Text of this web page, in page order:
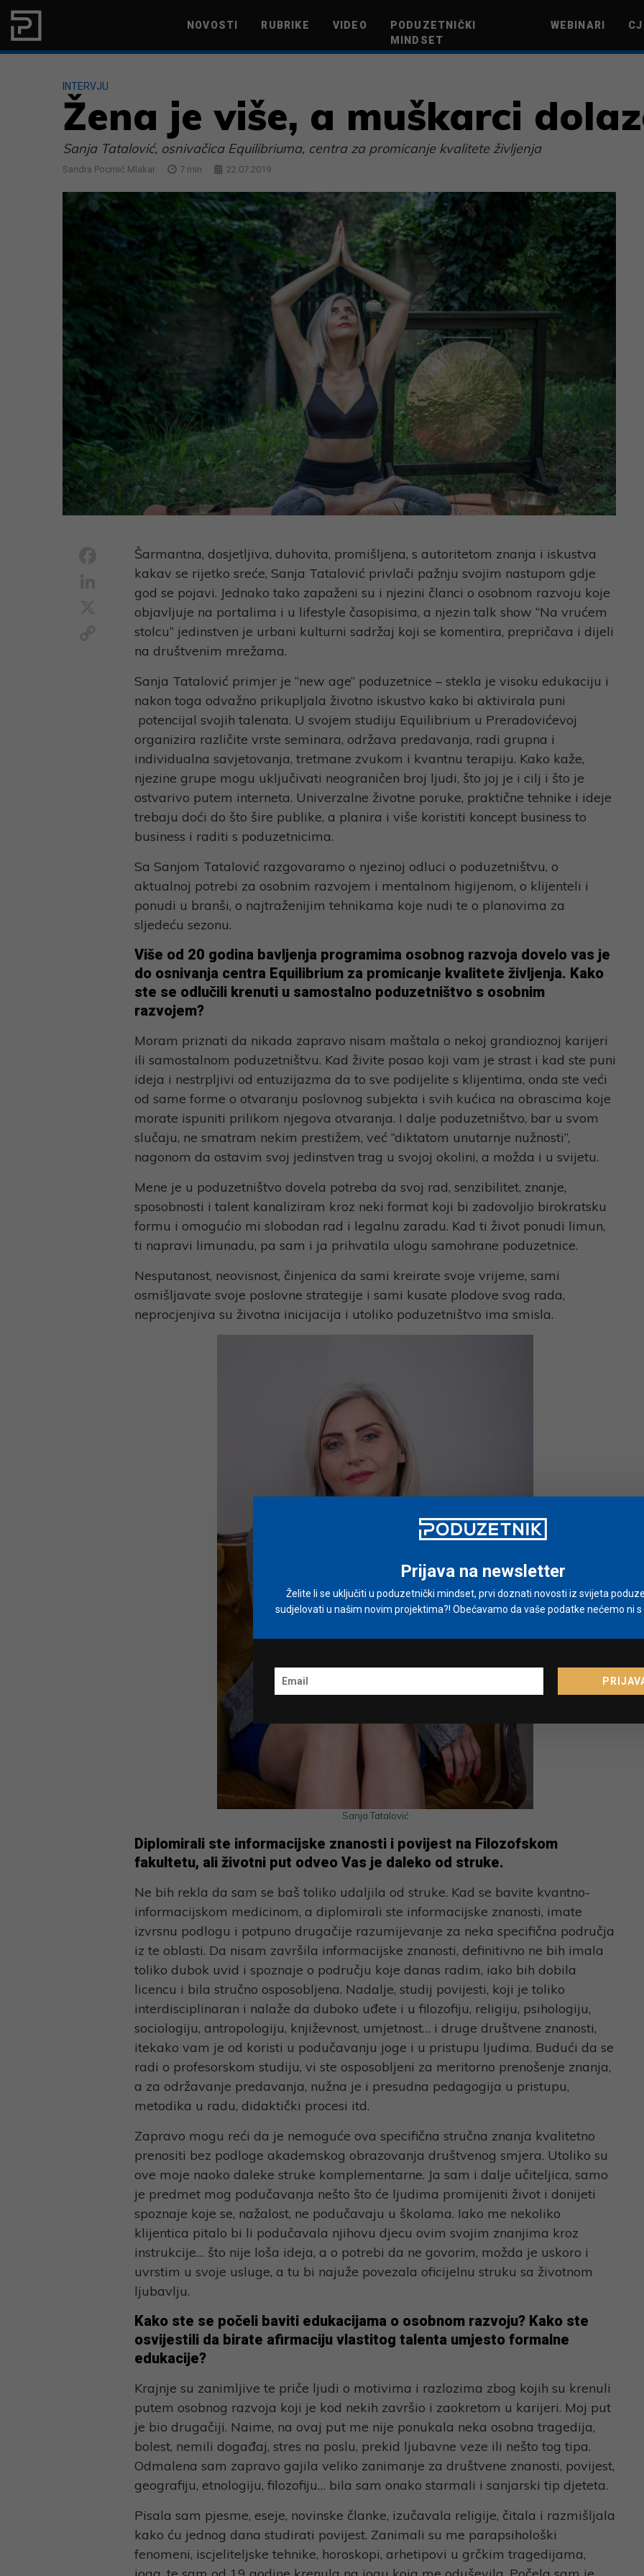
Skip to content NOVOSTI RUBRIKE VIDEO
PODUZETNIČKI
MINDSET
WEBINARI
INTERVJU
Žena je više, a muškarci
Sanja Tatalović, osnivačica Equilibriuma, centra za promicanje kvalitete življenja
Sandra Pocrnić Mlakar 7 min 22.07.2019.
Facebook
LinkedIn
Copy
Link
Šarmantna, dosjetljiva, duhovita, promišljena, s autoritetom znanja i iskustva
kakav se rijetko sreće, Sanja Tatalović privlači pažnju svojim nastupom gdje
god se pojavi. Jednako tako zapaženi su i njezini članci o osobnom razvoju koje
objavljuje na portalima i u lifestyle časopisima, a njezin talk show “Na vrućem
stolcu” jedinstven je urbani kulturni sadržaj koji se komentira, prepričava i dijeli
na društvenim mrežama.
Sanja Tatalović primjer je “new age” poduzetnice – stekla je visoku edukaciju i
nakon toga odvažno prikupljala životno iskustvo kako bi aktivirala puni
potencijal svojih talenata. U svojem studiju Equilibrium u Preradovićevoj
organizira različite vrste seminara, održava predavanja, radi grupna i
individualna savjetovanja, tretmane zvukom i kvantnu terapiju. Kako kaže,
njezine grupe mogu uključivati neograničen broj ljudi, što joj je i cilj i što je
ostvarivo putem interneta. Univerzalne životne poruke, praktične tehnike i ideje
trebaju doći do što šire publike, a planira i više koristiti koncept business to
business i raditi s poduzetnicima.
Sa Sanjom Tatalović razgovaramo o njezinoj odluci o poduzetništvu, o
aktualnoj potrebi za osobnim razvojem i mentalnom higijenom, o klijenteli i
ponudi u branši, o najtraženijim tehnikama koje nudi te o planovima za
sljedeću sezonu.
Više od 20 godina bavljenja programima osobnog razvoja dovelo vas je
do osnivanja centra Equilibrium za promicanje kvalitete življenja. Kako
ste se odlučili krenuti u samostalno poduzetništvo s osobnim
razvojem?
Moram priznati da nikada zapravo nisam maštala o nekoj grandioznoj karijeri
ili samostalnom poduzetništvu. Kad živite posao koji vam je strast i kad ste puni
ideja i nestrpljivi od entuzijazma da to sve podijelite s klijentima, onda ste veći
od same forme o otvaranju poslovnog subjekta i svih kućica na obrascima koje
morate ispuniti prilikom njegova otvaranja. I dalje poduzetništvo, bar u svom
slučaju, ne smatram nekim prestižem, već “diktatom unutarnje nužnosti”,
nagonom da ostavim svoj jedinstven trag u svojoj okolini, a možda i u svijetu.
Mene je u poduzetništvo dovela potreba da svoj rad, senzibilitet, znanje,
sposobnosti i talent kanaliziram kroz neki format koji bi zadovoljio birokratsku
formu i omogućio mi slobodan rad i legalnu zaradu. Kad ti život ponudi limun,
ti napravi limunadu, pa sam i ja prihvatila ulogu samohrane poduzetnice.
Nesputanost, neovisnost, činjenica da sami kreirate svoje vrijeme, sami
osmišljavate svoje poslovne strategije i sami kusate plodove svog rada,
neprocjenjiva su životna inicijacija i utoliko poduzetništvo ima smisla.
Sanja Tatalović
Diplomirali ste informacijske znanosti i povijest na Filozofskom
fakultetu, ali životni put odveo Vas je daleko od struke.
Ne bih rekla da sam se baš toliko udaljila od struke. Kad se bavite kvantno-
informacijskom medicinom, a diplomirali ste informacijske znanosti, imate
izvrsnu podlogu i potpuno drugačije razumijevanje za neka specifična područja
iz te oblasti. Da nisam završila informacijske znanosti, definitivno ne bih imala
toliko dubok uvid i spoznaje o području koje danas radim, iako bih dobila
licencu i bila stručno osposobljena. Nadalje, studij povijesti, koji je toliko
interdisciplinaran i nalaže da duboko uđete i u filozofiju, religiju, psihologiju,
sociologiju, antropologiju, književnost, umjetnost… i druge društvene znanosti,
itekako vam je od koristi u podučavanju joge i u pristupu ljudima. Budući da se
radi o profesorskom studiju, vi ste osposobljeni za meritorno prenošenje znanja,
a za održavanje predavanja, nužna je i presudna pedagogija u pristupu,
metodika u radu, didaktički procesi itd.
Zapravo mogu reći da je nemoguće ova specifična stručna znanja kvalitetno
prenositi bez podloge akademskog obrazovanja društvenog smjera. Utoliko su
ove moje naoko daleke struke komplementarne. Ja sam i dalje učiteljica, samo
je predmet mog podučavanja nešto što će ljudima promijeniti život i donijeti
spoznaje koje se, nažalost, ne podučavaju u školama. Iako me nekoliko
klijentica pitalo bi li podučavala njihovu djecu ovim svojim znanjima kroz
instrukcije… što nije loša ideja, a o potrebi da ne govorim, možda je uskoro i
uvrstim u svoje usluge, a tu bi najuže povezala oficijelnu struku sa životnom
ljubavlju.
Kako ste se počeli baviti edukacijama o osobnom razvoju? Kako ste
osvijestili da birate afirmaciju vlastitog talenta umjesto formalne
edukacije?
Krajnje su zanimljive te priče ljudi o motivima i razlozima zbog kojih su krenuli
putem osobnog razvoja koji je kod nekih završio i zaokretom u karijeri. Moj put
je bio drugačiji. Naime, na ovaj put me nije ponukala neka osobna tragedija,
bolest, nemili događaj, stres na poslu, prekid ljubavne veze ili nešto tog tipa.
Odmalena sam zapravo gajila veliko zanimanje za društvene znanosti, povijest,
geografiju, etnologiju, filozofiju… bila sam onako starmali i sanjarski tip djeteta.
Pisala sam pjesme, eseje, novinske članke, izučavala religije, čitala i razmišljala
kako ću jednog dana studirati povijest. Zanimali su me parapsihološki
fenomeni, iscjeliteljske tehnike, horoskopi, arhetipovi u grčkim tragedijama,
Prijava na newsletter
Želite li se uključiti u poduzetnički mindset, prvi doznati novosti iz svijeta
sudjelovati u našim novim projektima?! Obećavamo da vaše podatke nećemo ni